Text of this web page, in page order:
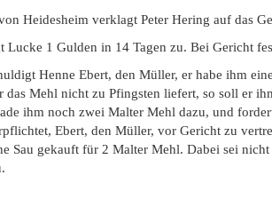
Heidesheim verklagt Peter Hering auf das
Lucke 1 Gulden in 14 Tagen zu. Bei Gericht
Henne Ebert, den Müller, er habe ihm
das Mehl nicht zu Pfingsten liefert, so soll er
ihm noch zwei Malter Mehl dazu, und
Ebert, den Müller, vor Gericht zu
Sau gekauft für 2 Malter Mehl. Dabei sei